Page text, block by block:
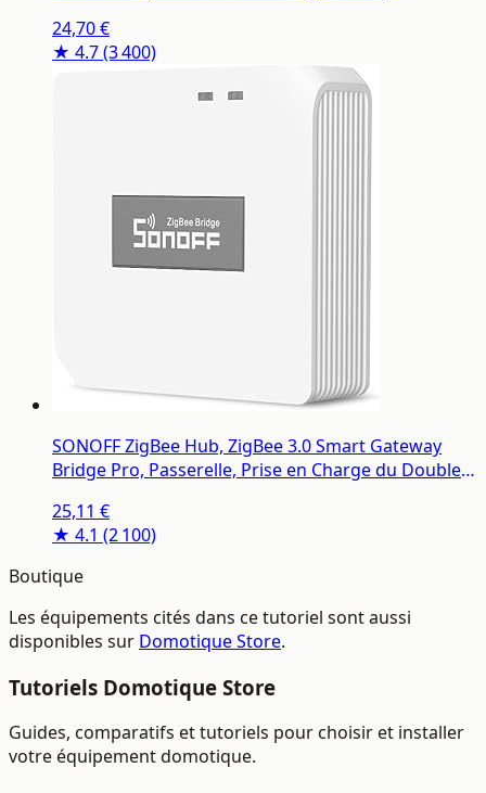
24,70 €
★ 4.7(3 400)
SONOFF ZigBee Hub, ZigBee 3.0 Smart Gateway
Bridge Pro, Passerelle, Prise en Charge du Double
25,11 €
★ 4.1 (2 100)
Boutique
Les équipements cités dans ce tutoriel sont aussi
disponibles sur Domotique Store.
Tutoriels Domotique Store
Guides, comparatifs et tutoriels pour choisir et installer
votre équipement domotique.